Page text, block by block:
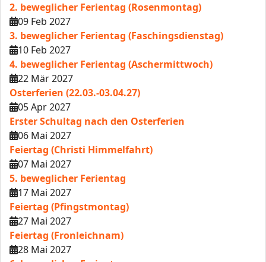
2. beweglicher Ferientag (Rosenmontag)
09 Feb 2027
3. beweglicher Ferientag (Faschingsdienstag)
10 Feb 2027
4. beweglicher Ferientag (Aschermittwoch)
22 Mär 2027
Osterferien (22.03.-03.04.27)
05 Apr 2027
Erster Schultag nach den Osterferien
06 Mai 2027
Feiertag (Christi Himmelfahrt)
07 Mai 2027
5. beweglicher Ferientag
17 Mai 2027
Feiertag (Pfingstmontag)
27 Mai 2027
Feiertag (Fronleichnam)
28 Mai 2027